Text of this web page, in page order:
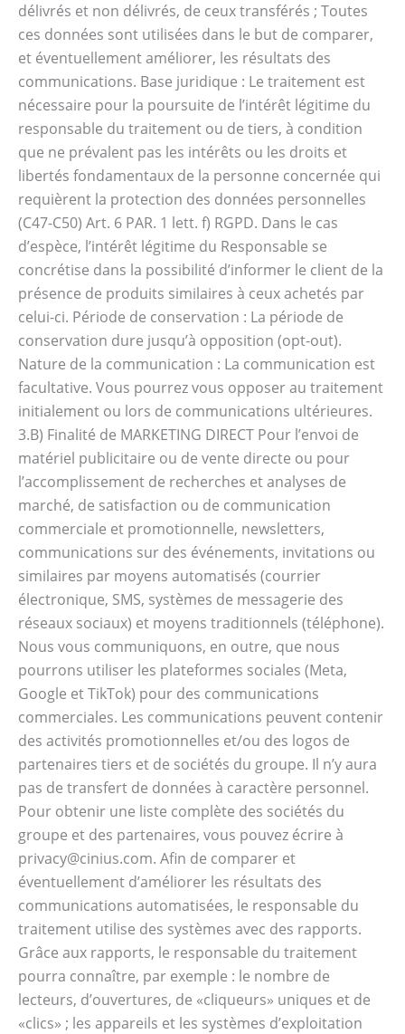
délivrés et non délivrés, de ceux transférés ; Toutes
ces données sont utilisées dans le but de comparer,
et éventuellement améliorer, les résultats des
communications. Base juridique : Le traitement est
nécessaire pour la poursuite de l’intérêt légitime du
responsable du traitement ou de tiers, à condition
que ne prévalent pas les intérêts ou les droits et
libertés fondamentaux de la personne concernée qui
requièrent la protection des données personnelles
(C47-C50) Art. 6 PAR. 1 lett. f) RGPD. Dans le cas
d’espèce, l’intérêt légitime du Responsable se
concrétise dans la possibilité d’informer le client de la
présence de produits similaires à ceux achetés par
celui-ci. Période de conservation : La période de
conservation dure jusqu’à opposition (opt-out).
Nature de la communication : La communication est
facultative. Vous pourrez vous opposer au traitement
initialement ou lors de communications ultérieures.
3.B) Finalité de MARKETING DIRECT Pour l’envoi de
matériel publicitaire ou de vente directe ou pour
l’accomplissement de recherches et analyses de
marché, de satisfaction ou de communication
commerciale et promotionnelle, newsletters,
communications sur des événements, invitations ou
similaires par moyens automatisés (courrier
électronique, SMS, systèmes de messagerie des
réseaux sociaux) et moyens traditionnels (téléphone).
Nous vous communiquons, en outre, que nous
pourrons utiliser les plateformes sociales (Meta,
Google et TikTok) pour des communications
commerciales. Les communications peuvent contenir
des activités promotionnelles et/ou des logos de
partenaires tiers et de sociétés du groupe. Il n’y aura
pas de transfert de données à caractère personnel.
Pour obtenir une liste complète des sociétés du
groupe et des partenaires, vous pouvez écrire à
privacy@cinius.com. Afin de comparer et
éventuellement d’améliorer les résultats des
communications automatisées, le responsable du
traitement utilise des systèmes avec des rapports.
Grâce aux rapports, le responsable du traitement
pourra connaître, par exemple : le nombre de
lecteurs, d’ouvertures, de «cliqueurs» uniques et de
«clics» ; les appareils et les systèmes d’exploitation